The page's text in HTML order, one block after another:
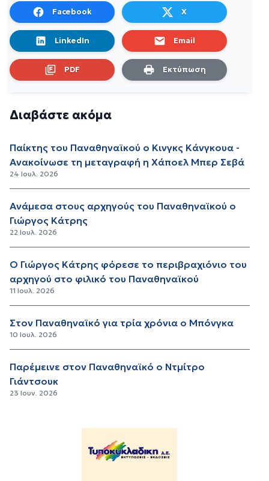
Facebook X
LinkedIn Email
PDF Εκτύπωση
Διαβάστε ακόμα
Παίκτης του Παναθηναϊκού ο Κινγκς Κάνγκουα -
Ανακοίνωσε τη μεταγραφή η Χάποελ Μπερ Σεβά
24 Ιουλ. 2026
Ανάμεσα στους αρχηγούς του Παναθηναϊκού ο
Γιώργος Κάτρης
22 Ιουλ. 2026
Ο Γιώργος Κάτρης φόρεσε το περιβραχιόνιο του
αρχηγού στο φιλικό του Παναθηναϊκού
11 Ιουλ. 2026
Στον Παναθηναϊκό για τρία χρόνια ο Μπόνγκα
10 Ιουλ. 2026
Παρέμεινε στον Παναθηναϊκό ο Ντμίτρο
Γιάντσουκ
23 Ιουν. 2026